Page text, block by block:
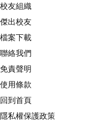
校友組織
傑出校友
檔案下載
聯絡我們
免責聲明
使用條款
回到首頁
隱私權保護政策